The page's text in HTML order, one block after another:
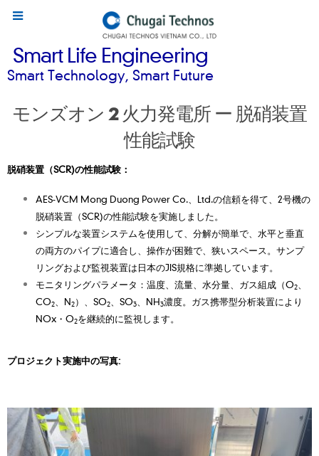
Smart Life Engineering
Smart Technology, Smart Future
モンズオン 2 火力発電所 ー 脱硝装置
性能試験
脱硝装置（SCR)の性能試験：
AES-VCM Mong Duong Power Co.、Ltd.の信頼を得て、2号機の
脱硝装置（SCR)の性能試験を実施しました。
シンプルな装置システムを使用して、分解が簡単で、水平と垂直
の両方のパイプに適合し、操作が困難で、狭いスペース。サンプ
リングおよび監視装置は日本のJIS規格に準拠しています。
モニタリングパラメータ：温度、流量、水分量、ガス組成（O2
CO2 、N2）、SO2 、SO3 、NH3濃度。ガス携帯型分析装置により
NOx・O2を継続的に監視します。
プロジェクト実施中の写真: